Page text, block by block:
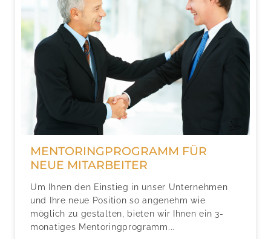
MENTORINGPROGRAMM FÜR
NEUE MITARBEITER
Um Ihnen den Einstieg in unser Unternehmen
und Ihre neue Position so angenehm wie
möglich zu gestalten, bieten wir Ihnen ein 3-
monatiges Mentoringprogramm...